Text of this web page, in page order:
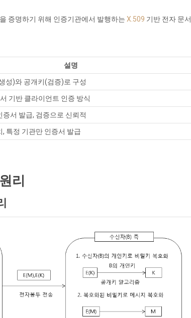
증명하기 위해 인증기관에서 발행하는 X.509 기반 전자 문서
설명
성)와 공개키(검증)로 구성
기반 클라이언트 인증 방식
증서 발급, 검증으로 신뢰적
, 특정 기관만 인증서 발급
리